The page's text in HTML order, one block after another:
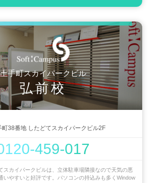
土手町スカイパークビル
弘前校
町38番地 したどてスカイパークビル2F
459-017
スカイパークビルは、立体駐車場隣接なので天気の悪
いやすいと好評です。パソコンの持込みも多くWindow